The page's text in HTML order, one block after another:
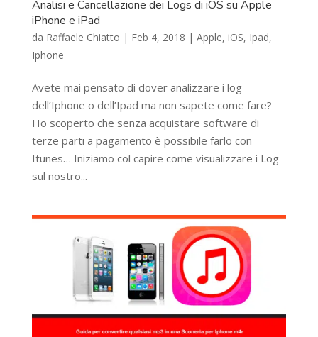
Analisi e Cancellazione dei Logs di iOS su Apple
iPhone e iPad
da Raffaele Chiatto | Feb 4, 2018 | Apple, iOS, Ipad,
Iphone
Avete mai pensato di dover analizzare i log
dell’Iphone o dell’Ipad ma non sapete come fare?
Ho scoperto che senza acquistare software di
terze parti a pagamento è possibile farlo con
Itunes… Iniziamo col capire come visualizzare i Log
sul nostro...